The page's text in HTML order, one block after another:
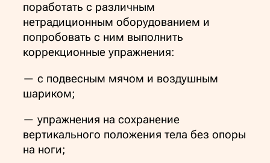
поработать с различным
нетрадиционным оборудованием и
попробовать с ним выполнить
коррекционные упражнения:
— с подвесным мячом и воздушным
шариком;
— упражнения на сохранение
вертикального положения тела без опоры
на ноги;